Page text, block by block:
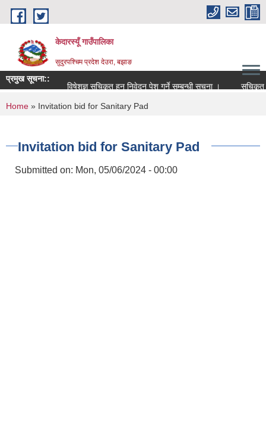
Skip to main content
केदारस्यूँ गाउँपालिका
सुदुरपश्चिम प्रदेश देउरा, बझाङ
प्रमुख सूचना::
विषेशज्ञ सूचिकृत हुन निवेदन पेश गर्ने सम्बन्धी सूचना ।
सूचिकृत
You are here
Home » Invitation bid for Sanitary Pad
Invitation bid for Sanitary Pad
Submitted on: Mon, 05/06/2024 - 00:00